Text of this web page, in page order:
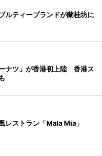
ルティーブランドが蘭桂坊に
ナツ」が香港初上陸 香港ス
レストラン「Mala Mia」